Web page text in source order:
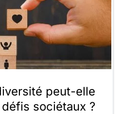
peut-elle
sociétaux ?